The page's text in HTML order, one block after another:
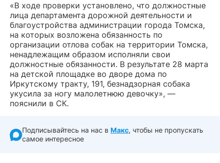
«В ходе проверки установлено, что должностные
лица департамента дорожной деятельности и
благоустройства администрации города Томска,
на которых возложена обязанность по
организации отлова собак на территории Томска,
ненадлежащим образом исполняли свои
должностные обязанности. В результате 28 марта
на детской площадке во дворе дома по
Иркутскому тракту, 191, безнадзорная собака
укусила за ногу малолетнюю девочку», —
пояснили в СК.
Подписывайтесь на нас в Макс, чтобы не пропускать
самое интересное